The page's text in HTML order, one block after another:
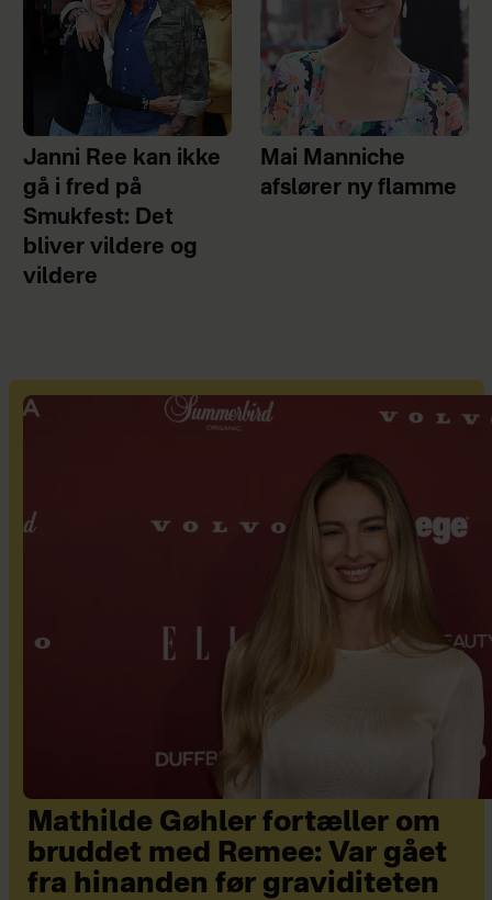
Janni Ree kan ikke
gå i fred på
Smukfest: Det
bliver vildere og
vildere
Mai Manniche
afslører ny flamme
Mathilde Gøhler fortæller om
bruddet med Remee: Var gået
fra hinanden før graviditeten